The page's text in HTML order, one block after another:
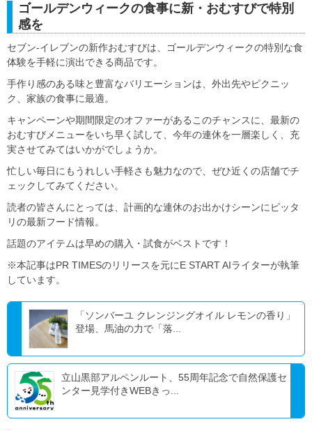
ゴールデンウィークの食事に新・おむすびで特別
感を
セブン‐イレブンの新作おむすびは、ゴールデンウィークの特別な食
体験を手軽に演出できる商品です。
手作り感のある味と豊富なバリエーションは、外出先やピクニッ
ク、家族の食事に最適。
キャンペーンや期間限定のオファーがあるこのチャンスに、最新の
おむすびメニューをいち早く試して、今年の連休を一層楽しく、充
実させてみてはいかがでしょうか。
忙しい毎日にもうれしい手軽さも魅力なので、ぜひ近くの店舗でチ
ェックしてみてください。
読者の皆さんにとっては、計画的な連休のお出かけシーンにピッタ
リの最新フード情報。
話題のアイテムは早めの購入・試食がベストです！
※本記事はPR TIMESのリリースを元にE START AIライターが執筆
しています。
「ソンバーユ クレンジングオイル レモンの香り」
登場、馬油の力で「落...
立山黒部アルペンルート、55周年記念で自然保護セ
ンター見学付きWEBきっ...